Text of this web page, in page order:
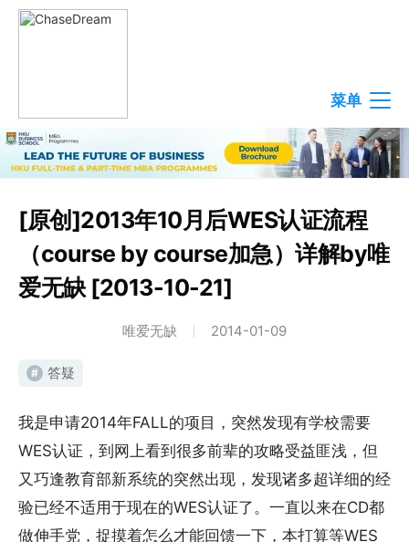
菜单
[原创]2013年10月后WES认证流程
（course by course加急）详解by唯
爱无缺 [2013-10-21]
唯爱无缺 2014-01-09
# 答疑
我是申请2014年FALL的项目，突然发现有学校需要
WES认证，到网上看到很多前辈的攻略受益匪浅，但
又巧逢教育部新系统的突然出现，发现诸多超详细的经
验已经不适用于现在的WES认证了。一直以来在CD都
做伸手党，捉摸着怎么才能回馈一下，本打算等WES